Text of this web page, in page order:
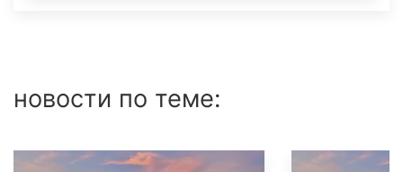
новости по теме: